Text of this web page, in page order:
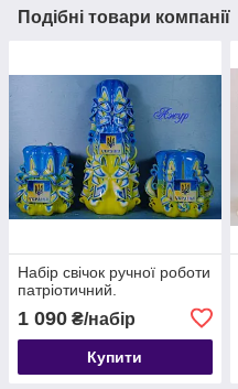
Подібні товари компанії
Набір свічок ручної роботи
патріотичний.
1 090 ₴/набір
Купити